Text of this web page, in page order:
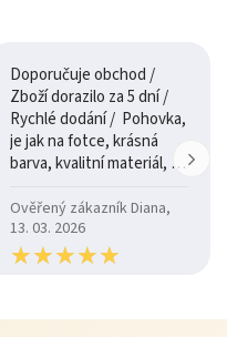
Doporučuje obchod /
Zboží dorazilo za 5 dní /
Rychlé dodání / Pohovka,
je jak na fotce, krásná
barva, kvalitní materiál, a
Ověřený zákazník Diana,
13. 03. 2026
★★★★★
★★★★★